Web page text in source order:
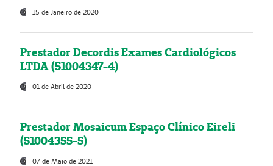
15 de Janeiro de 2020
Prestador Decordis Exames Cardiológicos
LTDA (51004347-4)
01 de Abril de 2020
Prestador Mosaicum Espaço Clínico Eireli
(51004355-5)
07 de Maio de 2021